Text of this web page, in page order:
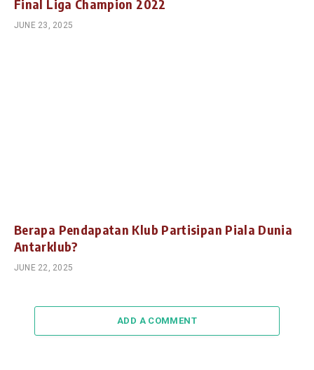
Final Liga Champion 2022
JUNE 23, 2025
Berapa Pendapatan Klub Partisipan Piala Dunia
Antarklub?
JUNE 22, 2025
ADD A COMMENT